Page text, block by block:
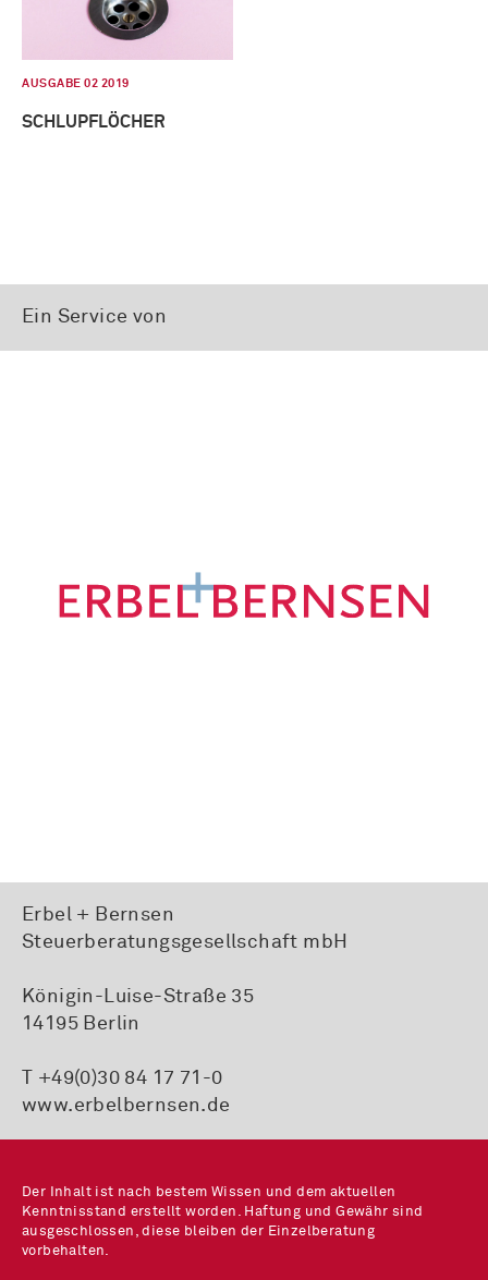
AUSGABE 02 2019
SCHLUPFLÖCHER
Ein Service von
Erbel + Bernsen
Steuerberatungsgesellschaft mbH
Königin-Luise-Straße 35
14195 Berlin
T +49(0)30 84 17 71-0
www.erbelbernsen.de
Der Inhalt ist nach bestem Wissen und dem aktuellen
Kenntnisstand erstellt worden. Haftung und Gewähr sind
ausgeschlossen, diese bleiben der Einzelberatung
vorbehalten.